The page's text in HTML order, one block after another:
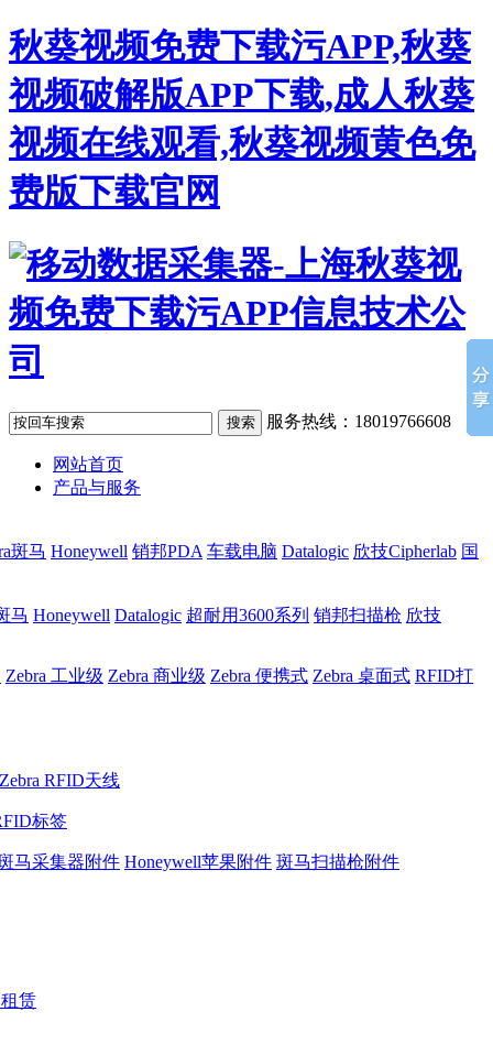
秋葵视频免费下载污APP,秋葵
视频破解版APP下载,成人秋葵
视频在线观看,秋葵视频黄色免
费版下载官网
服务热线：18019766608
网站首页
产品与服务
斑马 Honeywell 销邦PDA 车载电脑 Datalogic 欣技Cipherlab 国
马 Honeywell Datalogic 超耐用3600系列 销邦扫描枪 欣技
Zebra 工业级 Zebra 商业级 Zebra 便携式 Zebra 桌面式 RFID打
Zebra RFID天线
标签
马采集器附件 Honeywell苹果附件 斑马扫描枪附件
赁